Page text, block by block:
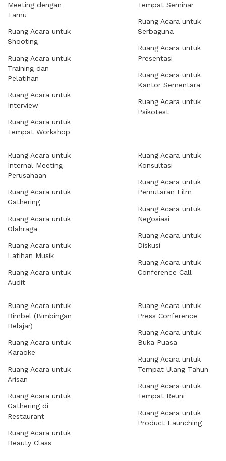
Meeting dengan
Tamu
Ruang Acara untuk
Shooting
Ruang Acara untuk
Training dan
Pelatihan
Ruang Acara untuk
Interview
Ruang Acara untuk
Tempat Workshop
Tempat Seminar
Ruang Acara untuk
Serbaguna
Ruang Acara untuk
Presentasi
Ruang Acara untuk
Kantor Sementara
Ruang Acara untuk
Psikotest
Ruang Acara untuk
Internal Meeting
Perusahaan
Ruang Acara untuk
Gathering
Ruang Acara untuk
Olahraga
Ruang Acara untuk
Latihan Musik
Ruang Acara untuk
Audit
Ruang Acara untuk
Konsultasi
Ruang Acara untuk
Pemutaran Film
Ruang Acara untuk
Negosiasi
Ruang Acara untuk
Diskusi
Ruang Acara untuk
Conference Call
Ruang Acara untuk
Bimbel (Bimbingan
Belajar)
Ruang Acara untuk
Karaoke
Ruang Acara untuk
Arisan
Ruang Acara untuk
Gathering di
Restaurant
Ruang Acara untuk
Beauty Class
Ruang Acara untuk
Press Conference
Ruang Acara untuk
Buka Puasa
Ruang Acara untuk
Tempat Ulang Tahun
Ruang Acara untuk
Tempat Reuni
Ruang Acara untuk
Product Launching